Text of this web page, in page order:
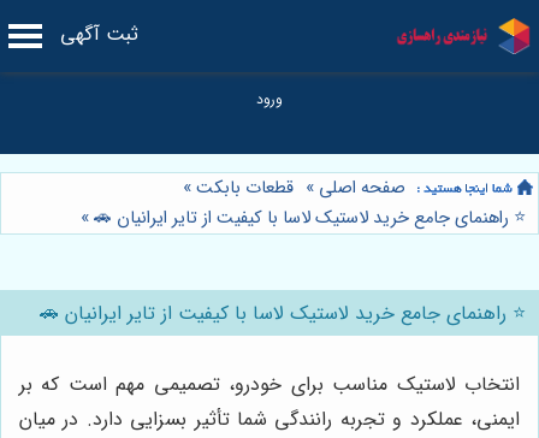
ثبت آگهی
صفحه اصلی » قطعات بابکت»
⭐️ راهنمای جامع خرید لاستیک لاسا با کیفیت از تایر ایرانیان 🚗»
⭐️ راهنمای جامع خرید لاستیک لاسا با کیفیت از تایر ایرانیان 🚗
انتخاب لاستیک مناسب برای خودرو، تصمیمی مهم است که بر
ایمنی، عملکرد و تجربه رانندگی شما تأثیر بسزایی دارد. در میان